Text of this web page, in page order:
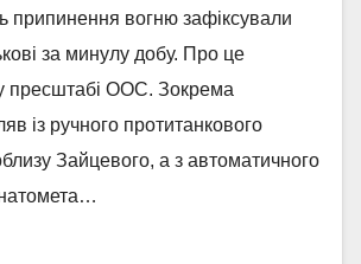
припинення вогню зафіксували
за минулу добу. Про це
пресштабі ООС. Зокрема
із ручного протитанкового
Зайцевого, а з автоматичного